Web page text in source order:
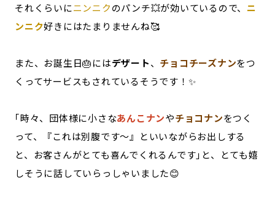
それくらいにニンニクのパンチ💥が効いているので、 ニ
ンニク好きにはたまりませんね🥰
また、お誕生日🎂にはデザート、 チョコチーズナンをつ
くってサービスもされているそうです！✨
｢時々、団体様に小さなあんこナンやチョコナンをつく
って、『これは別腹です～』といいながらお出しする
と、お客さんがとても喜んでくれるんです｣と、とても嬉
しそうに話していらっしゃいました😊